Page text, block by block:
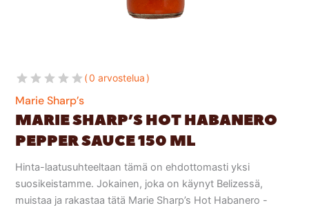
0 arvostelua
Marie Sharp’s
MARIE SHARP’S HOT HABANERO
PEPPER SAUCE 150 ML
Hinta-laatusuhteeltaan tämä on ehdottomasti yksi
suosikeistamme. Jokainen, joka on käynyt Belizessä,
muistaa ja rakastaa tätä Marie Sharp’s Hot Habanero -